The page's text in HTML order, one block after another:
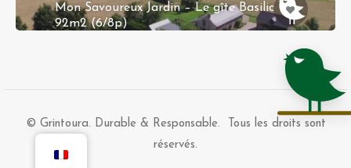
Mon Savoureux Jardin – Le gîte Basilic –
92m2 (6/8p)
© Grintoura. Durable & Responsable. Tous les droits sont
réservés.